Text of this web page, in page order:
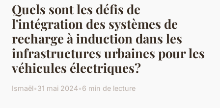
Quels sont les défis de
l'intégration des systèmes de
recharge à induction dans les
infrastructures urbaines pour les
véhicules électriques?
Ismaël•31 mai 2024•6 min de lecture